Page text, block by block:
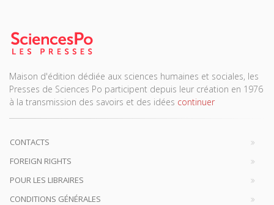
Maison d'édition dédiée aux sciences humaines et sociales, les
Presses de Sciences Po participent depuis leur création en 1976
à la transmission des savoirs et des idées continuer
CONTACTS
FOREIGN RIGHTS
POUR LES LIBRAIRES
CONDITIONS GÉNÉRALES